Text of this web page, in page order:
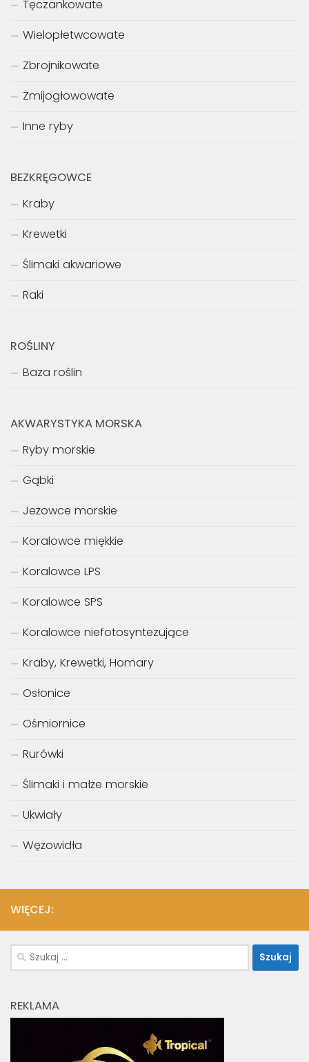
Tęczankowate
Wielopłetwcowate
Zbrojnikowate
Żmijogłowowate
Inne ryby
BEZKRĘGOWCE
Kraby
Krewetki
Ślimaki akwariowe
Raki
ROŚLINY
Baza roślin
AKWARYSTYKA MORSKA
Ryby morskie
Gąbki
Jeżowce morskie
Koralowce miękkie
Koralowce LPS
Koralowce SPS
Koralowce niefotosyntezujące
Kraby, Krewetki, Homary
Osłonice
Ośmiornice
Rurówki
Ślimaki i małże morskie
Ukwiały
Wężowidła
WIĘCEJ:
Szukaj:
REKLAMA